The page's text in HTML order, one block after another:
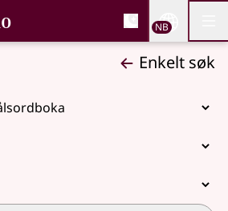
, Bokmålsordboka og
NB
Enkelt søk